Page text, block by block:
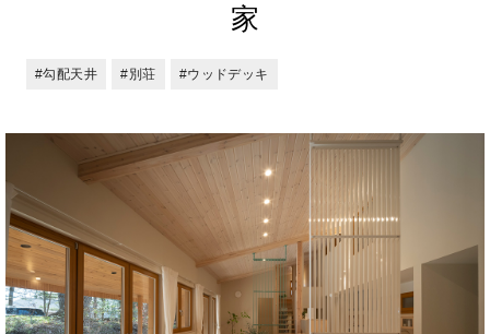
家
#勾配天井 #別荘 #ウッドデッキ